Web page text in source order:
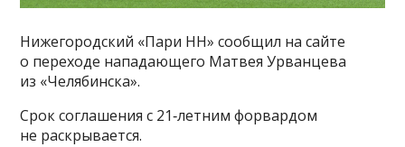
Нижегородский «Пари НН» сообщил на сайте
о переходе нападающего Матвея Урванцева
из «Челябинска».
Срок соглашения с 21‑летним форвардом
не раскрывается.